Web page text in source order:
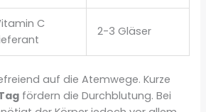
C
2-3 Gläser
auf die Atemwege. Kurze
fördern die Durchblutung. Bei